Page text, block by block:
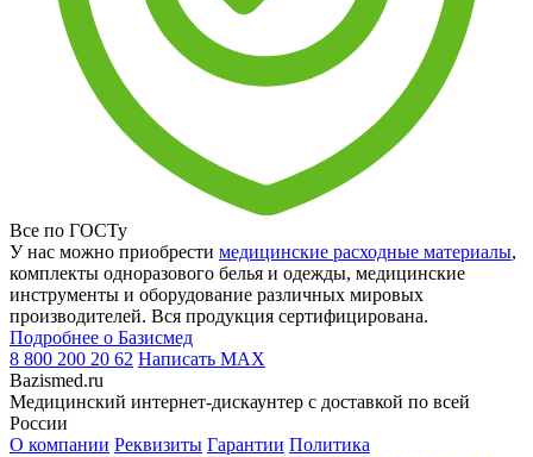
Все по ГОСТу
У нас можно приобрести медицинские расходные материалы,
комплекты одноразового белья и одежды, медицинские
инструменты и оборудование различных мировых
производителей. Вся продукция сертифицирована.
Подробнее о Базисмед
8 800 200 20 62 Написать MAX
Bazismed.ru
Медицинский интернет-дискаунтер с доставкой по всей
России
О компании Реквизиты Гарантии Политика